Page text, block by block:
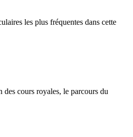
les plus fréquentes dans cette
cours royales, le parcours du